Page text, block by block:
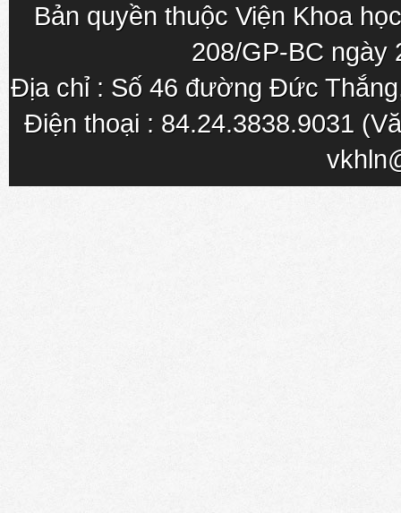
Bản quyền thuộc Viện Khoa
208/GP-BC ngày
Địa chỉ : Số 46 đường Đức
Điện thoại : 84.24.3838.9031